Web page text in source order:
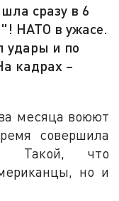
сразу в 6
НАТО в ужасе.
удары и по
кадрах –
месяца воюют
совершила
Такой, что
но и